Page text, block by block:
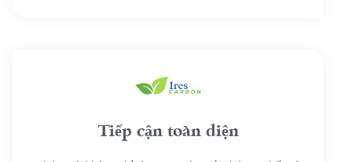
Tiếp cận toàn diện